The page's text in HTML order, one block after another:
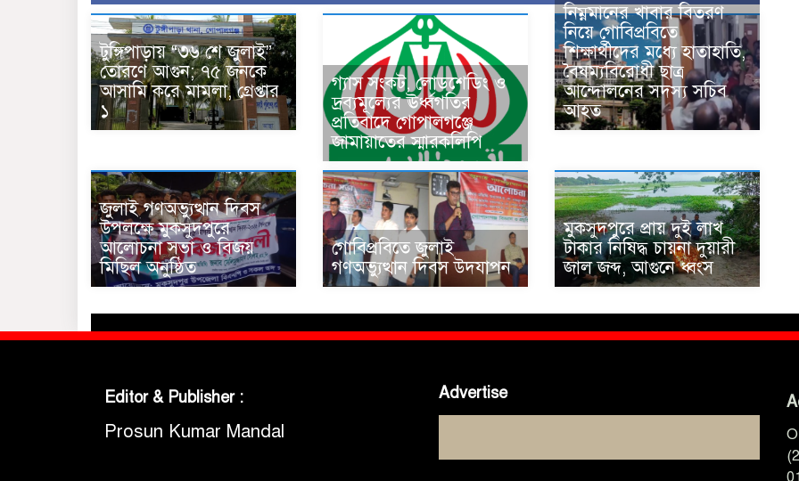
টুঙ্গিপাড়ায় “৩৬ শে জুলাই”
তোরণে আগুন; ৭৫ জনকে
আসামি করে মামলা, গ্রেপ্তার
১
গ্যাস সংকট, লোডশেডিং ও
দ্রব্যমূল্যের ঊর্ধ্বগতির
প্রতিবাদে গোপালগঞ্জে
জামায়াতের স্মারকলিপি
নিম্নমানের খাবার বিতরণ
নিয়ে গোবিপ্রবিতে
শিক্ষার্থীদের মধ্যে হাতাহাতি,
বৈষম্যবিরোধী ছাত্র
আন্দোলনের সদস্য সচিব
আহত
জুলাই গণঅভ্যুত্থান দিবস
উপলক্ষে মুকসুদপুরে
আলোচনা সভা ও বিজয়
মিছিল অনুষ্ঠিত
গোবিপ্রবিতে জুলাই
গণঅভ্যুত্থান দিবস উদযাপন
মুকসুদপুরে প্রায় দুই লাখ
টাকার নিষিদ্ধ চায়না দুয়ারী
জাল জব্দ, আগুনে ধ্বংস
Editor & Publisher :
Prosun Kumar Mandal
Advertise